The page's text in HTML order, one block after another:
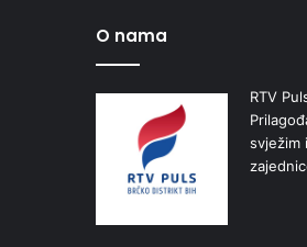
O nama
RTV
svježim